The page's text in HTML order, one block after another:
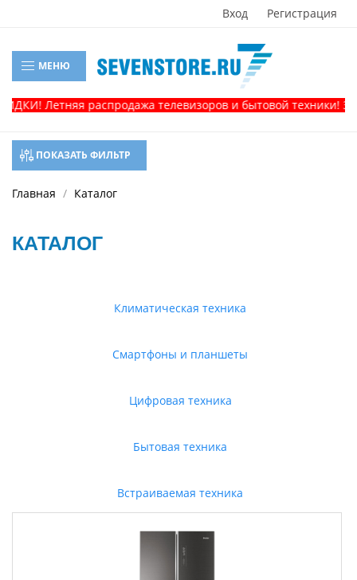
Вход Регистрация
МЕНЮ
Летняя распродажа телевизоров и бытовой техники!
ПОКАЗАТЬ ФИЛЬТР
Главная Каталог
КАТАЛОГ
Климатическая техника
Смартфоны и планшеты
Цифровая техника
Бытовая техника
Встраиваемая техника